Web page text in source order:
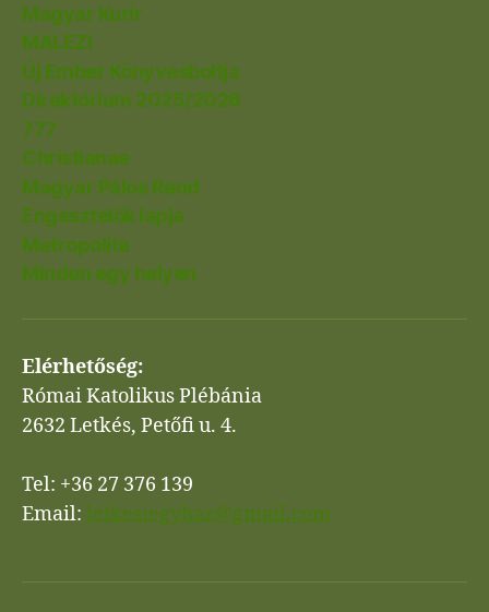
Magyar Kurír
MALEZI
Új Ember Könyvesboltja
Direktórium 2025/2026
777
Christianae
Magyar Pálos Rend
Engesztelők lapja
Metropolita
Minden egy helyen
Elérhetőség:
Római Katolikus Plébánia
2632 Letkés, Petőfi u. 4.
Tel: +36 27 376 139
Email: letkesiegyhaz@gmail.com